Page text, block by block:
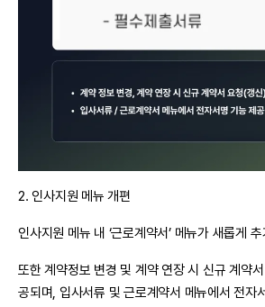
2. 인사지원 메뉴 개편
인사지원 메뉴 내 ‘근로계약서’ 메뉴가 새롭게
또한 계약정보 변경 및 계약 연장 시 신규 계약
공되며, 입사서류 및 근로계약서 메뉴에서 전자